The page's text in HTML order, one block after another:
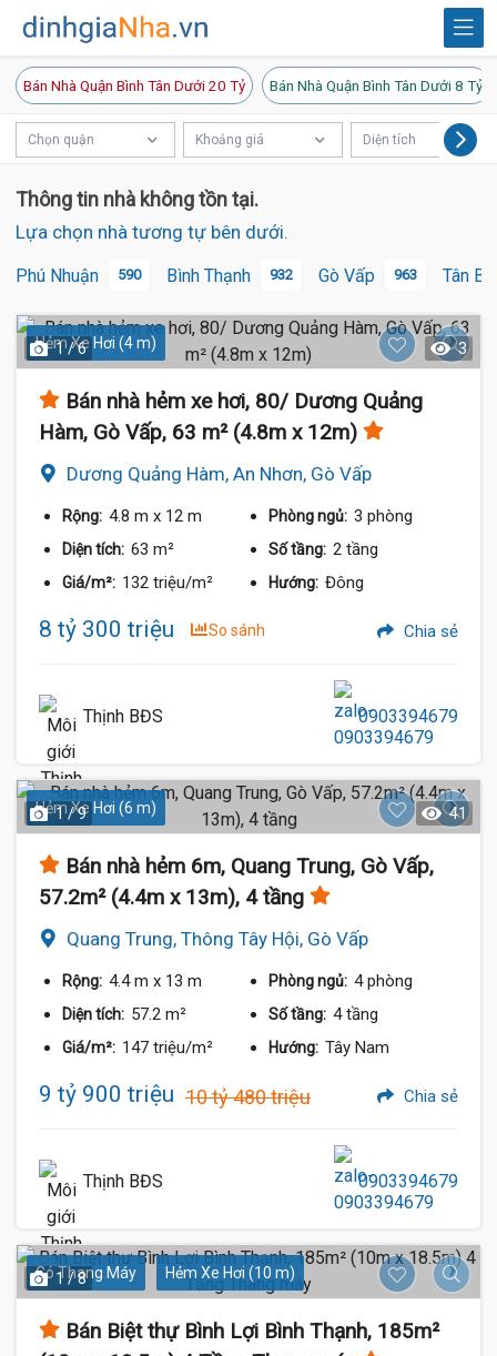
Bán Nhà Quận Bình Tân Dưới 20 Tỷ Bán Nhà Quận Bình Tân Dưới 8 Tỷ
Chọn quận Khoảng giá Diện tích
Thông tin nhà không tồn tại.
Lựa chọn nhà tương tự bên dưới.
Phú Nhuận 590 Bình Thạnh 932 Gò Vấp 963 Tân
Hẻm Xe Hơi (4 m)
1 / 6 3
Bán nhà hẻm xe hơi, 80/ Dương Quảng
Hàm, Gò Vấp, 63 m² (4.8m x 12m)
Dương Quảng Hàm, An Nhơn, Gò Vấp
Rộng: 4.8 m x 12 m Phòng ngủ: 3 phòng
Diện tích: 63 m² Số tầng: 2 tầng
Giá/m²: 132 triệu/m² Hướng: Đông
8 tỷ 300 triệu So sánh Chia sẻ
Thịnh BĐS 0903394679
Hẻm Xe Hơi (6 m)
1 / 9 41
Bán nhà hẻm 6m, Quang Trung, Gò Vấp,
57.2m² (4.4m x 13m), 4 tầng
Quang Trung, Thông Tây Hội, Gò Vấp
Rộng: 4.4 m x 13 m Phòng ngủ: 4 phòng
Diện tích: 57.2 m² Số tầng: 4 tầng
Giá/m²: 147 triệu/m² Hướng: Tây Nam
9 tỷ 900 triệu 10 tỷ 480 triệu Chia sẻ
Thịnh BĐS 0903394679
Có Thang Máy Hẻm Xe Hơi (10 m)
1 / 8
Bán Biệt thự Bình Lợi Bình Thạnh, 185m²